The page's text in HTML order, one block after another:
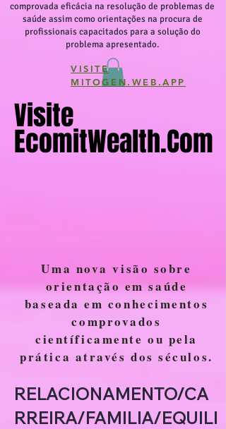
comprovada eficácia na resolução de problemas de
saúde assim como orientações na procura de
profissionais capacitados para a solução do
problema apresentado.
VISITE
MITOGEN.WEB.APP
Visite
EcomitWealth.com
Visite
EcomitWealth.com
Uma nova visão sobre
orientação em saúde
baseada em conhecimentos
comprovados
científicamente ou pela
prática através dos séculos.
RELACIONAMENTO/CA
RREIRA/FAMILIA/EQUILI